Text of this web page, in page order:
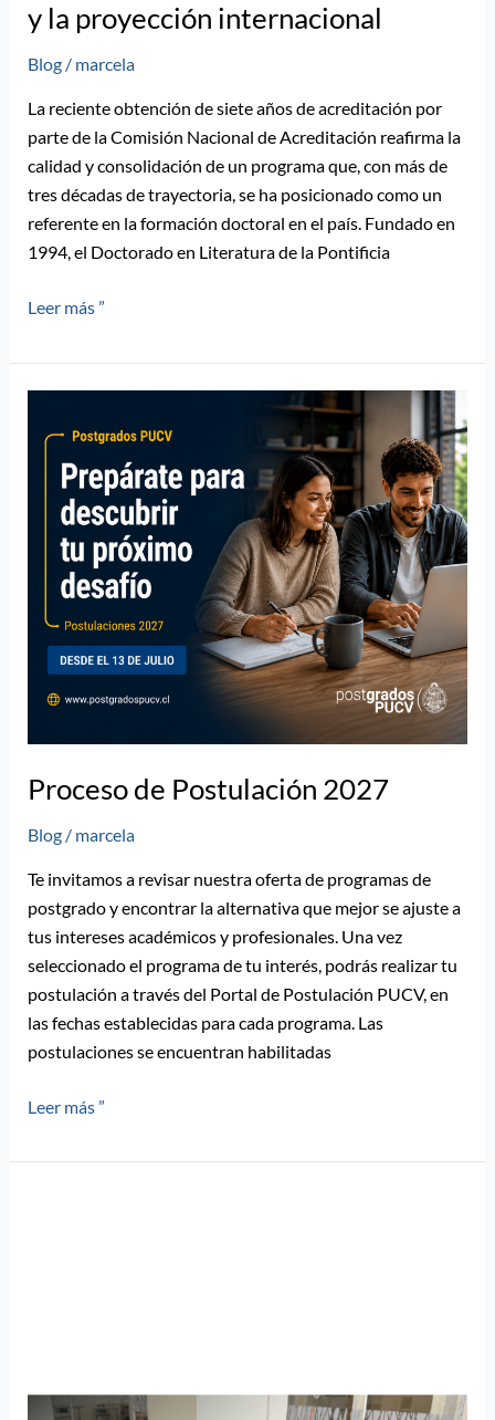
y la proyección internacional
Blog/ marcela
La reciente obtención de siete años de acreditación por
parte de la Comisión Nacional de Acreditación reafirma la
calidad y consolidación de un programa que, con más de
tres décadas de trayectoria, se ha posicionado como un
referente en la formación doctoral en el país. Fundado en
1994, el Doctorado en Literatura de la Pontificia
Leer más ”
Proceso de Postulación 2027
Blog/ marcela
Te invitamos a revisar nuestra oferta de programas de
postgrado y encontrar la alternativa que mejor se ajuste a
tus intereses académicos y profesionales. Una vez
seleccionado el programa de tu interés, podrás realizar tu
postulación a través del Portal de Postulación PUCV, en
las fechas establecidas para cada programa. Las
postulaciones se encuentran habilitadas
Postulación
2027
Leer más ”
académicas